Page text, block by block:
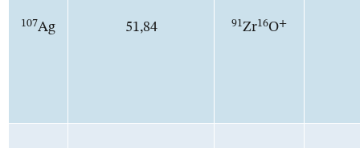
107Ag 51,84 91Zr16O+